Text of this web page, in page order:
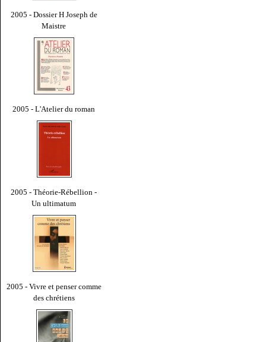
2005 - Dossier H Joseph de
Maistre
2005 - L'Atelier du roman
2005 - Théorie-Rébellion -
Un ultimatum
2005 - Vivre et penser comme
des chrétiens